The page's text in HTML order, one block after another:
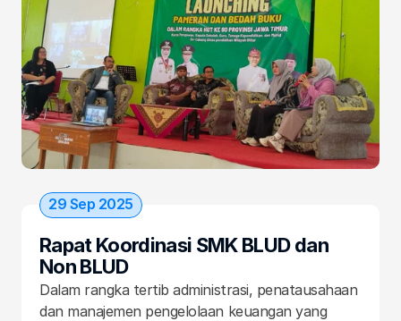
Sabtu – Minggu, 4-5 Oktober 2025 di Aula SMAN
4 Blitar.
Rapat Koordinasi SMK BLUD dan
Non BLUD
Dalam rangka tertib administrasi, penatausahaan
dan manajemen pengelolaan keuangan yang
29 Sep 2025